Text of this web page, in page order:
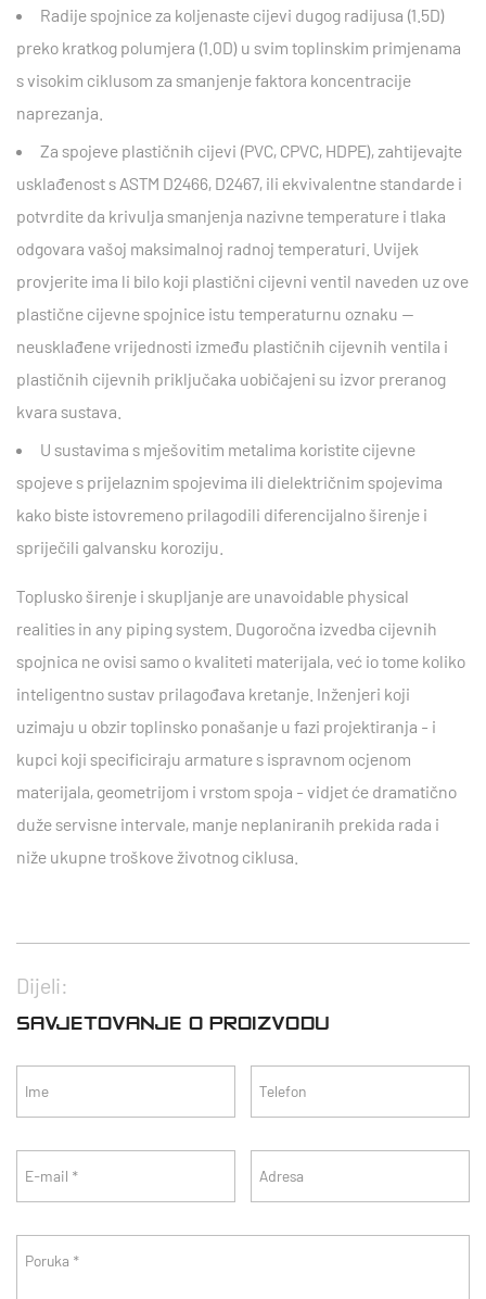
Radijespojnice za koljenaste cijevi dugog radijusa (1.5D)
preko kratkog polumjera (1.0D) u svim toplinskim primjenama
s visokim ciklusom za smanjenje faktora koncentracije
naprezanja.
Za spojeve plastičnih cijevi (PVC, CPVC, HDPE), zahtijevajte
usklađenost s ASTM D2466, D2467, ili ekvivalentne standarde i
potvrdite da krivulja smanjenja nazivne temperature i tlaka
odgovara vašoj maksimalnoj radnoj temperaturi. Uvijek
provjerite ima li bilo koji plastični cijevni ventil naveden uz ove
plastične cijevne spojnice istu temperaturnu oznaku —
neusklađene vrijednosti između plastičnih cijevnih ventila i
plastičnih cijevnih priključaka uobičajeni su izvor preranog
kvara sustava.
U sustavima s mješovitim metalima koristite cijevne
spojeve s prijelaznim spojevima ili dielektričnim spojevima
kako biste istovremeno prilagodili diferencijalno širenje i
spriječili galvansku koroziju.
Toplusko širenje i skupljanje are unavoidable physical
realities in any piping system. Dugoročna izvedba cijevnih
spojnica ne ovisi samo o kvaliteti materijala, već io tome koliko
inteligentno sustav prilagođava kretanje. Inženjeri koji
uzimaju u obzir toplinsko ponašanje u fazi projektiranja - i
kupci koji specificiraju armature s ispravnom ocjenom
materijala, geometrijom i vrstom spoja - vidjet će dramatično
duže servisne intervale, manje neplaniranih prekida rada i
niže ukupne troškove životnog ciklusa.
Dijeli:
SAVJETOVANJE O PROIZVODU